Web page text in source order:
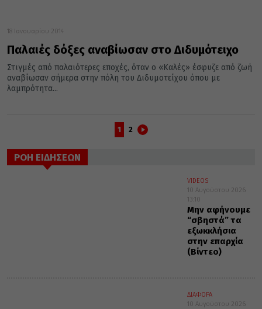
18 Ιανουαρίου 2014
Παλαιές δόξες αναβίωσαν στο Διδυμότειχο
Στιγμές από παλαιότερες εποχές, όταν ο «Καλές» έσφυζε από ζωή
αναβίωσαν σήμερα στην πόλη του Διδυμοτείχου όπου με
λαμπρότητα...
1 2
ΡΟΗ ΕΙΔΗΣΕΩΝ
VIDEOS
10 Αυγούστου 2026
13:10
Μην αφήνουμε
“σβηστά” τα
εξωκκλήσια
στην επαρχία
(Βίντεο)
ΔΙΑΦΟΡΑ
10 Αυγούστου 2026